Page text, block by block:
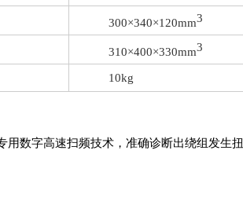
300×340×120mm3
310×400×330mm3
10kg
用数字高速扫频技术，准确诊断出绕组发生扭